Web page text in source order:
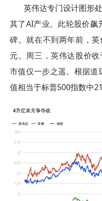
英伟达专门设计图形
其了AI产业。此轮股价飙
碑。就在不到两年前，
元。周三，英伟达股价
市值仅一步之遥。根据
值相当于标普500指数中